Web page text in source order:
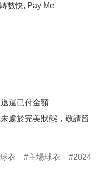
數快, Pay Me
還已付金額
處於完美狀態，敬請留
球衣 主場球衣
2024